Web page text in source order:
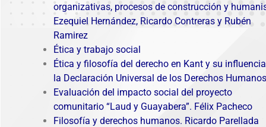
organizativas, procesos de construcción y
Ezequiel Hernández, Ricardo Contreras y Rubén
Ramirez
Ética y trabajo social
Ética y filosofía del derecho en Kant y su
la Declaración Universal de los Derechos Humanos
Evaluación del impacto social del proyecto
comunitario “Laud y Guayabera”. Félix Pacheco
Filosofía y derechos humanos. Ricardo Parellada